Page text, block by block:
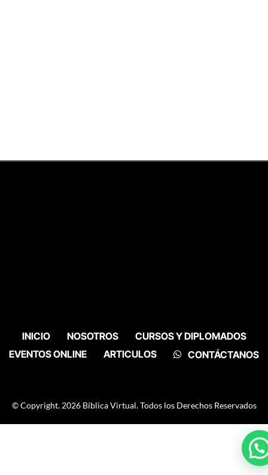
INICIO NOSOTROS
CURSOS Y DIPLOMADOS
EVENTOS ONLINE
ARTICULOS CONTÁCTANOS
© Copyright. 2026 Bíblica Virtual. Todos los Derechos Reservados